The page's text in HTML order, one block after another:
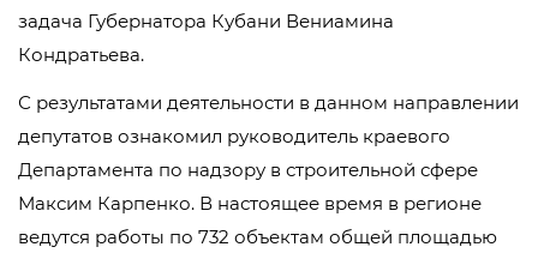
задача Губернатора Кубани Вениамина
Кондратьева.
С результатами деятельности в данном направлении
депутатов ознакомил руководитель краевого
Департамента по надзору в строительной сфере
Максим Карпенко. В настоящее время в регионе
ведутся работы по 732 объектам общей площадью